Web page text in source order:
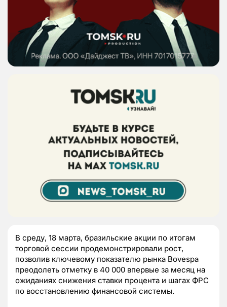
В среду, 18 марта, бразильские акции по итогам
торговой сессии продемонстрировали рост,
позволив ключевому показателю рынка Bovespa
преодолеть отметку в 40 000 впервые за месяц на
ожиданиях снижения ставки процента и шагах ФРС
по восстановлению финансовой системы.